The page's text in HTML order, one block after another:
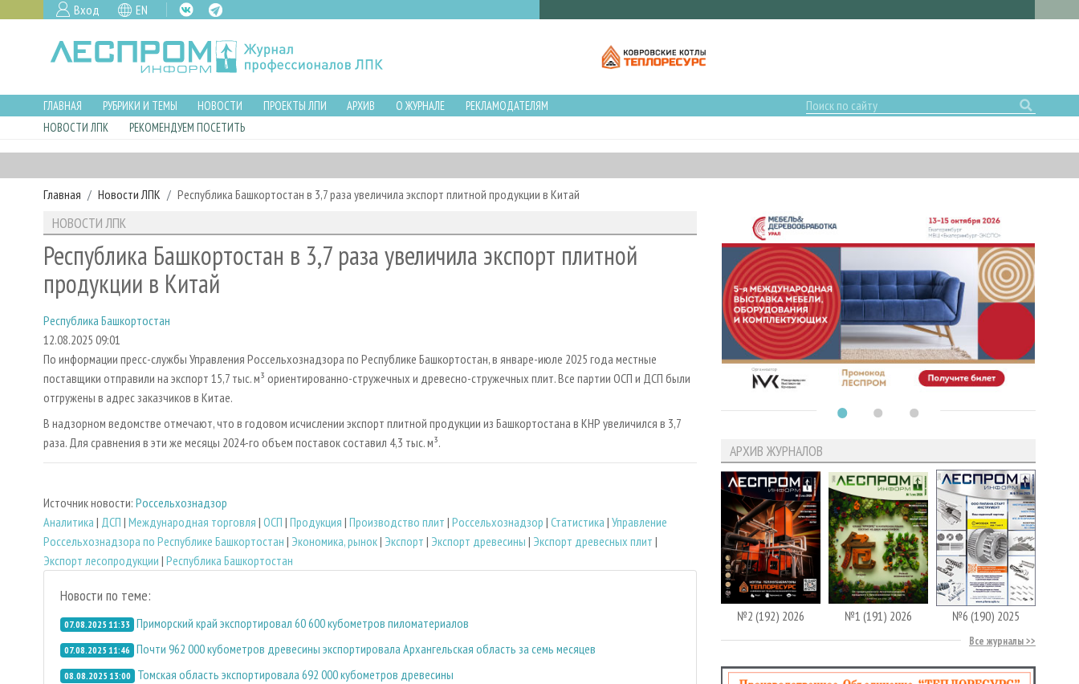
Вход EN
ГЛАВНАЯ РУБРИКИ И ТЕМЫ НОВОСТИ ПРОЕКТЫ ЛПИ АРХИВ О ЖУРНАЛЕ
РЕКЛАМОДАТЕЛЯМ
НОВОСТИ ЛПК
РЕКОМЕНДУЕМ ПОСЕТИТЬ
Главная Новости ЛПК Республика Башкортостан в 3,7 раза увеличила экспорт плитной продукции в Китай
НОВОСТИ ЛПК
Республика Башкортостан в 3,7 раза увеличила экспорт плитной
продукции в Китай
Республика Башкортостан
12.08.2025 09:01
По информации пресс-службы Управления Россельхознадзора по Республике Башкортостан, в январе-июле 2025 года местные
поставщики отправили на экспорт 15,7 тыс. м³ ориентированно-стружечных и древесно-стружечных плит. Все партии ОСП и ДСП были
отгружены в адрес заказчиков в Китае.
В надзорном ведомстве отмечают, что в годовом исчислении экспорт плитной продукции из Башкортостана в КНР увеличился в 3,7
раза. Для сравнения в эти же месяцы 2024-го объем поставок составил 4,3 тыс. м³.
Источник новости: Россельхознадзор
Аналитика | ДСП | Международная торговля | ОСП | Продукция | Производство плит | Россельхознадзор | Статистика | Управление
Россельхознадзора по Республике Башкортостан | Экономика, рынок| Экспорт | Экспорт древесины | Экспорт древесных плит |
Экспорт лесопродукции | Республика Башкортостан
Новости по теме:
07.08.2025 11:33 Приморский край экспортировал 60 600 кубометров пиломатериалов
07.08.2025 11:46 Почти 962 000 кубометров древесины экспортировала Архангельская область за семь месяцев
08.08.2025 13:00 Томская область экспортировала 692 000 кубометров древесины
АРХИВ ЖУРНАЛОВ
№2 (192) 2026 №1 (191) 2026 №6 (190) 2025
Все журналы